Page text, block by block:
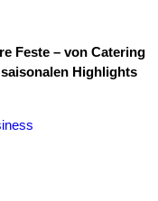
Feste – von Catering
Highlights